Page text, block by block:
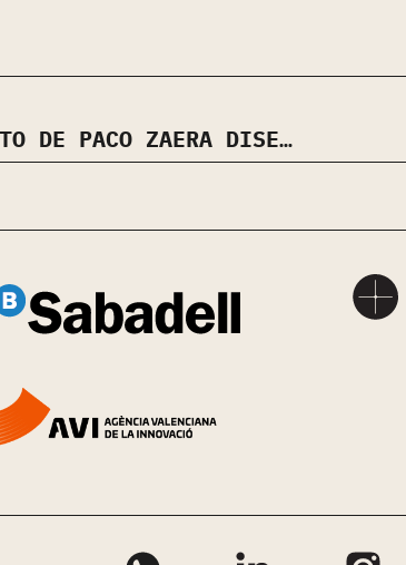
NUEVO PROYECTO DE PACO ZAERA DISEÑO DE INTERIORES · APARTAMENTO FRENTE AL MAR